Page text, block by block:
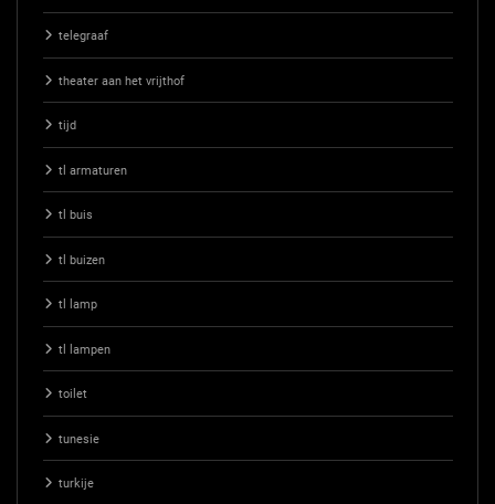
telegraaf
theater aan het vrijthof
tijd
tl armaturen
tl buis
tl buizen
tl lamp
tl lampen
toilet
tunesie
turkije